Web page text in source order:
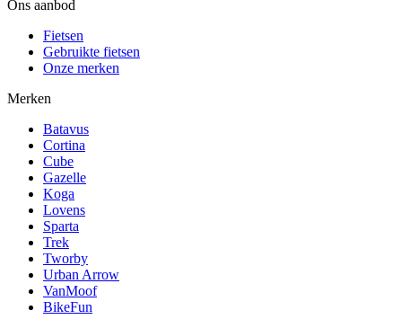
Ons aanbod
Fietsen
Gebruikte fietsen
Onze merken
Merken
Batavus
Cortina
Cube
Gazelle
Koga
Lovens
Sparta
Trek
Tworby
Urban Arrow
VanMoof
BikeFun